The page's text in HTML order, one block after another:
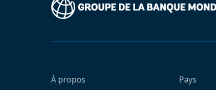
À propos Pays